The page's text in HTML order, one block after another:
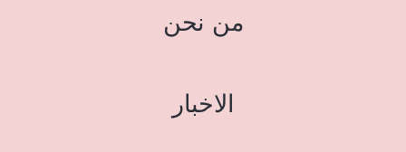
من نحن
الاخبار